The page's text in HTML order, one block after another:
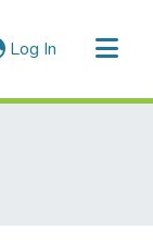
Log In (current)